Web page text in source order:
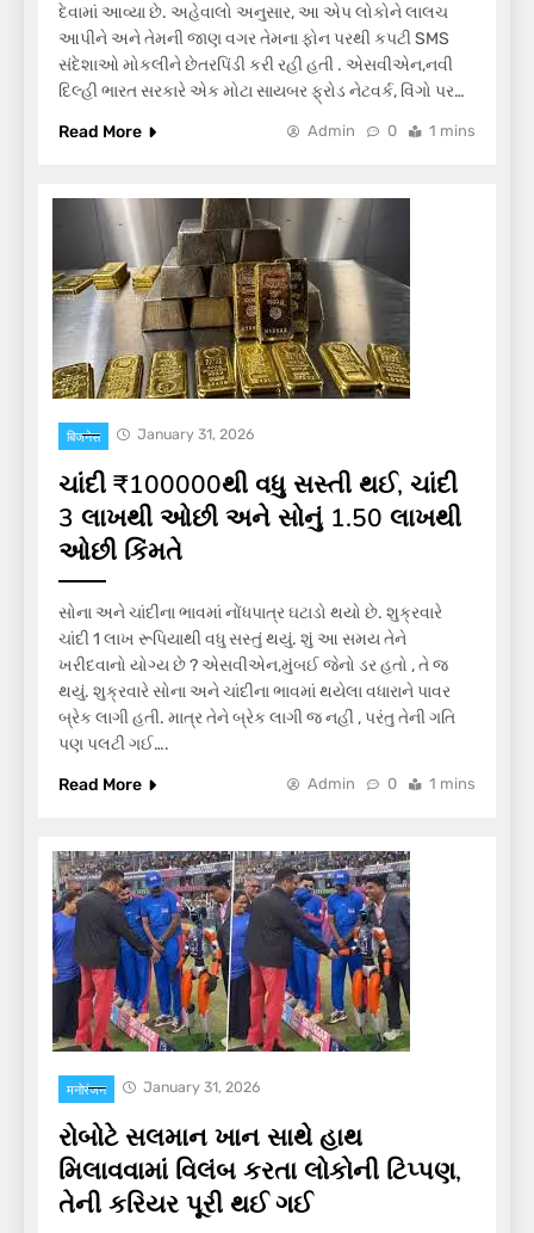
દેવામાં આવ્યા છે. અહેવાલો અનુસાર, આ એપ લોકોને લાલચ
આપીને અને તેમની જાણ વગર તેમના ફોન પરથી કપટી SMS
સંદેશાઓ મોકલીને છેતરપિંડી કરી રહી હતી . એસવીએન,નવી
દિલ્હી ભારત સરકારે એક મોટા સાયબર ફ્રોડ નેટવર્ક, વિંગો પર…
Read More
Admin 0 1 mins
बिजनेस January 31, 2026
ચાંદી ₹100000થી વધુ સસ્તી થઈ, ચાંદી
3 લાખથી ઓછી અને સોનું 1.50 લાખથી
ઓછી કિંમતે
સોના અને ચાંદીના ભાવમાં નોંધપાત્ર ઘટાડો થયો છે. શુક્રવારે
ચાંદી 1 લાખ રૂપિયાથી વધુ સસ્તું થયું. શું આ સમય તેને
ખરીદવાનો યોગ્ય છે ? એસવીએન,મુંબઈ જેનો ડર હતો , તે જ
થયું. શુક્રવારે સોના અને ચાંદીના ભાવમાં થયેલા વધારાને પાવર
બ્રેક લાગી હતી. માત્ર તેને બ્રેક લાગી જ નહીં , પરંતુ તેની ગતિ
પણ પલટી ગઈ….
Read More
Admin 0 1 mins
मनोरंजन January 31, 2026
રોબોટે સલમાન ખાન સાથે હાથ
મિલાવવામાં વિલંબ કરતા લોકોની ટિપ્પણ,
તેની કરિયર પૂરી થઈ ગઈ